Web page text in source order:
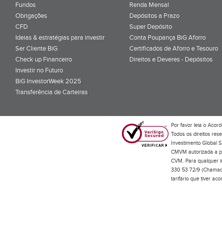
Fundos
Obrigações
CFD
Ideias & estratégias para investir
Ser Cliente BiG
Check up Financeiro
Investir no Futuro
BiG InvestorWeek 2025;
Transferência de Carteiras;
Renda Mensal
Depósitos a Prazo
Super Depósito
Conta Poupança BiG Aforro
Certificados de Aforro e Tesouro
Direitos e Deveres - Depósitos
Por favor leia o
Todos os direitos
Investimento Global
CMVM autorizada a
CVM. Para qualquer
330 53 72/9
tarifário que tiver